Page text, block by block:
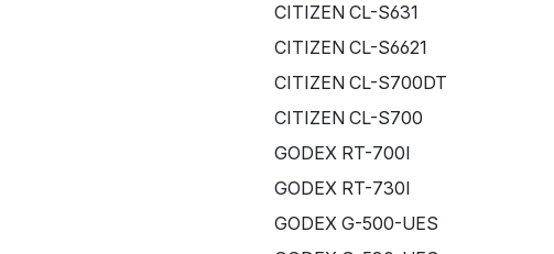
CITIZEN CL-S631
CITIZEN CL-S6621
CITIZEN CL-S700DT
CITIZEN CL-S700
GODEX RT-700I
GODEX RT-730I
GODEX G-500-UES